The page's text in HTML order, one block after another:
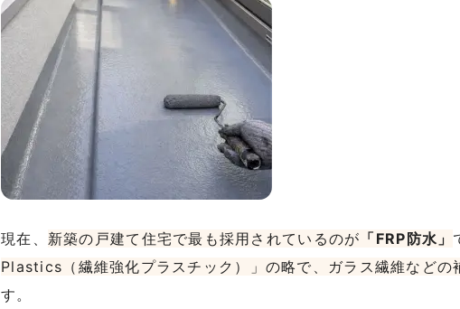
現在、 新築の戸建て住宅で最も採用されているのが 「FRP防水」
Plastics（繊維強化プラスチック）」の略で、ガラス繊維などの
す。